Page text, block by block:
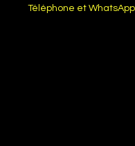
Téléphone et